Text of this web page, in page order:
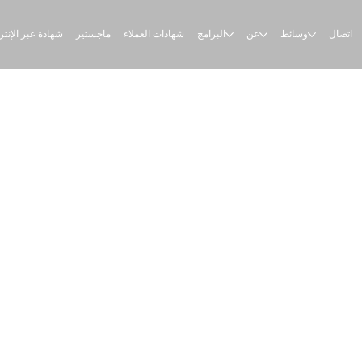
شهادة عبر ماجستير شهادات العملاء البرامج عن وسائط اتصال